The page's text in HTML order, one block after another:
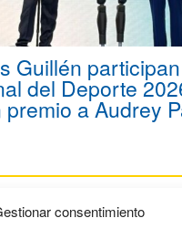
consentimiento
Guillén
del Deporte
a Audrey